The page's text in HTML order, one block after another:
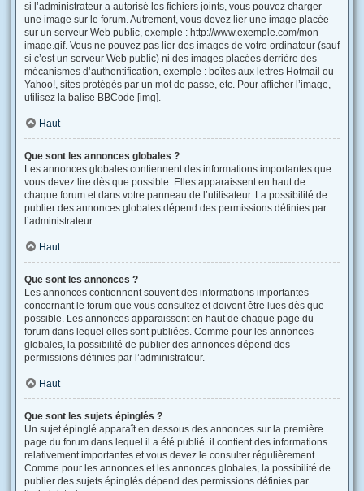
si l’administrateur a autorisé les fichiers joints, vous pouvez charger
une image sur le forum. Autrement, vous devez lier une image placée
sur un serveur Web public, exemple : http://www.exemple.com/mon-
image.gif. Vous ne pouvez pas lier des images de votre ordinateur (sauf
si c’est un serveur Web public) ni des images placées derrière des
mécanismes d’authentification, exemple : boîtes aux lettres Hotmail ou
Yahoo!, sites protégés par un mot de passe, etc. Pour afficher l’image,
utilisez la balise BBCode [img].
Haut
Que sont les annonces globales ?
Les annonces globales contiennent des informations importantes que
vous devez lire dès que possible. Elles apparaissent en haut de
chaque forum et dans votre panneau de l’utilisateur. La possibilité de
publier des annonces globales dépend des permissions définies par
l’administrateur.
Haut
Que sont les annonces ?
Les annonces contiennent souvent des informations importantes
concernant le forum que vous consultez et doivent être lues dès que
possible. Les annonces apparaissent en haut de chaque page du
forum dans lequel elles sont publiées. Comme pour les annonces
globales, la possibilité de publier des annonces dépend des
permissions définies par l’administrateur.
Haut
Que sont les sujets épinglés ?
Un sujet épinglé apparaît en dessous des annonces sur la première
page du forum dans lequel il a été publié. il contient des informations
relativement importantes et vous devez le consulter régulièrement.
Comme pour les annonces et les annonces globales, la possibilité de
publier des sujets épinglés dépend des permissions définies par